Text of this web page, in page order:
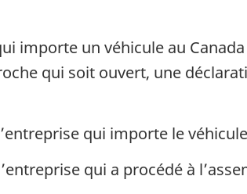
importe un véhicule au
qui soit ouvert, une
qui importe le
qui a procédé à